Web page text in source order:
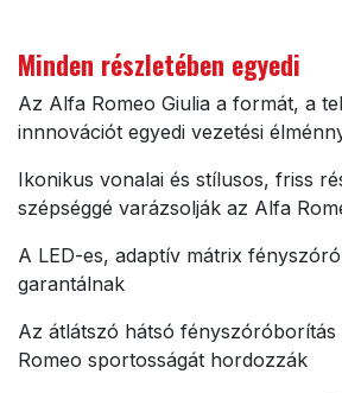
Minden részletében egyedi
Az Alfa Romeo Giulia a formát, a
innnovációt egyedi vezetési
Ikonikus vonalai és stílusos, friss
szépséggé varázsolják az Alfa
A LED-es, adaptív mátrix
garantálnak
Az átlátszó hátsó
Romeo sportosságát hordozzák